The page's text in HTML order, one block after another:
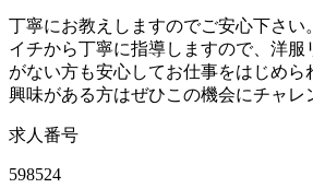
丁寧にお教えしますのでご安心下さい。
イチから丁寧に指導しますので、洋服
がない方も安心してお仕事をはじめら
興味がある方はぜひこの機会にチャレ
求人番号
598524